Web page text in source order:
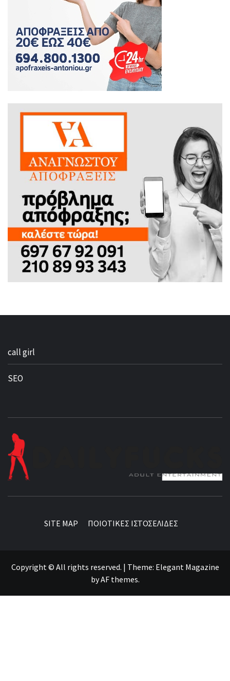
call girl
SEO
SITE MAP ΠΟΙΟΤΙΚΕΣ ΙΣΤΟΣΕΛΙΔΕΣ
Copyright © All rights reserved. | Theme: Elegant Magazine
byAF themes.